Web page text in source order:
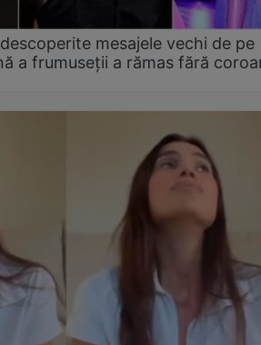
mesajele vechi de pe
a frumuseții a rămas fără